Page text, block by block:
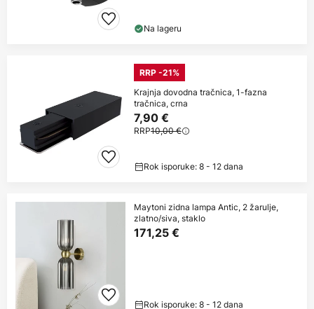
Na lageru
RRP -21%
Krajnja dovodna tračnica, 1-fazna
tračnica, crna
7,90 €
RRP10,00 €
Rok isporuke: 8 - 12 dana
Maytoni zidna lampa Antic, 2 žarulje,
zlatno/siva, staklo
171,25 €
Rok isporuke: 8 - 12 dana